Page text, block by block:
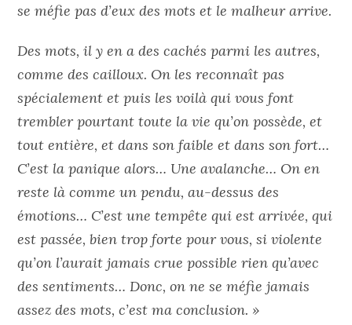
se méfie pas d’eux des mots et le malheur arrive.
Des mots, il y en a des cachés parmi les autres,
comme des cailloux. On les reconnaît pas
spécialement et puis les voilà qui vous font
trembler pourtant toute la vie qu’on possède, et
tout entière, et dans son faible et dans son fort…
C’est la panique alors… Une avalanche… On en
reste là comme un pendu, au-dessus des
émotions… C’est une tempête qui est arrivée, qui
est passée, bien trop forte pour vous, si violente
qu’on l’aurait jamais crue possible rien qu’avec
des sentiments… Donc, on ne se méfie jamais
assez des mots, c’est ma conclusion. »